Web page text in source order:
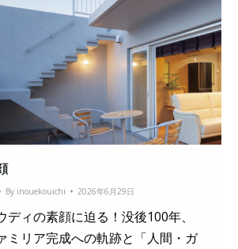
By inouekouichi 2026年6月29日
ディの素顔に迫る！没後100年、
ミリア完成への軌跡と「人間・ガ